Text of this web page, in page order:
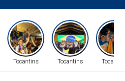
Tocantins Tocantins